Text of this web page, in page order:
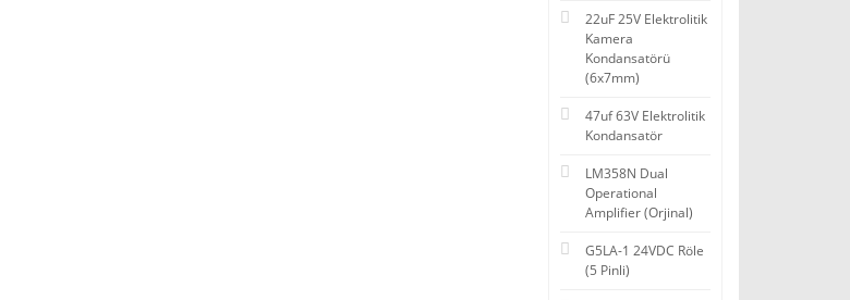
22uF 25V Elektrolitik
Kamera
Kondansatörü
(6x7mm)
47uf 63V Elektrolitik
Kondansatör
LM358N Dual
Operational
Amplifier (Orjinal)
G5LA-1 24VDC Röle
(5 Pinli)